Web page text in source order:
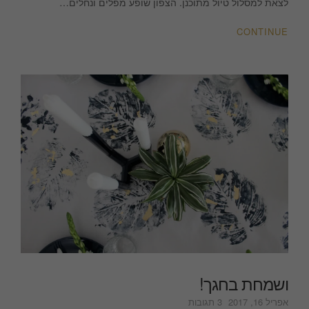
CONTINUE
ושמחת בחגך!
אפריל 16, 2017 3 תגובות